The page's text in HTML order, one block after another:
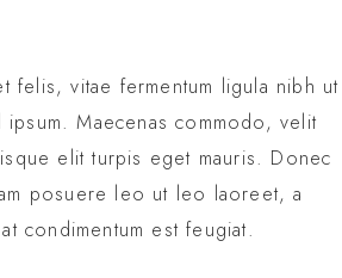
felis, vitae fermentum ligula nibh ut
Maecenas commodo, velit
elit turpis eget mauris. Donec
posuere leo ut leo laoreet, a
condimentum est feugiat.